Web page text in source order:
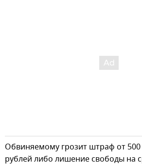
Обвиняемому грозит штраф от 500
рублей либо лишение свободы на